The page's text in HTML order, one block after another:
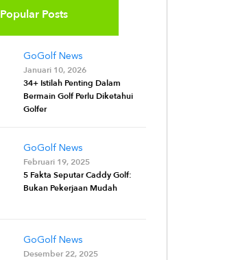
Popular Posts
GoGolf News
Januari 10, 2026
34+ Istilah Penting Dalam
Bermain Golf Perlu Diketahui
Golfer
GoGolf News
Februari 19, 2025
5 Fakta Seputar Caddy Golf:
Bukan Pekerjaan Mudah
GoGolf News
Desember 22, 2025